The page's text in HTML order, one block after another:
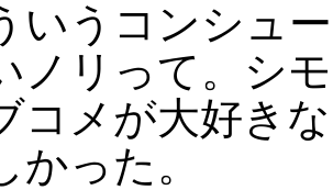
いうコンシュ
ノリって。シ
コメが大好き
かった。